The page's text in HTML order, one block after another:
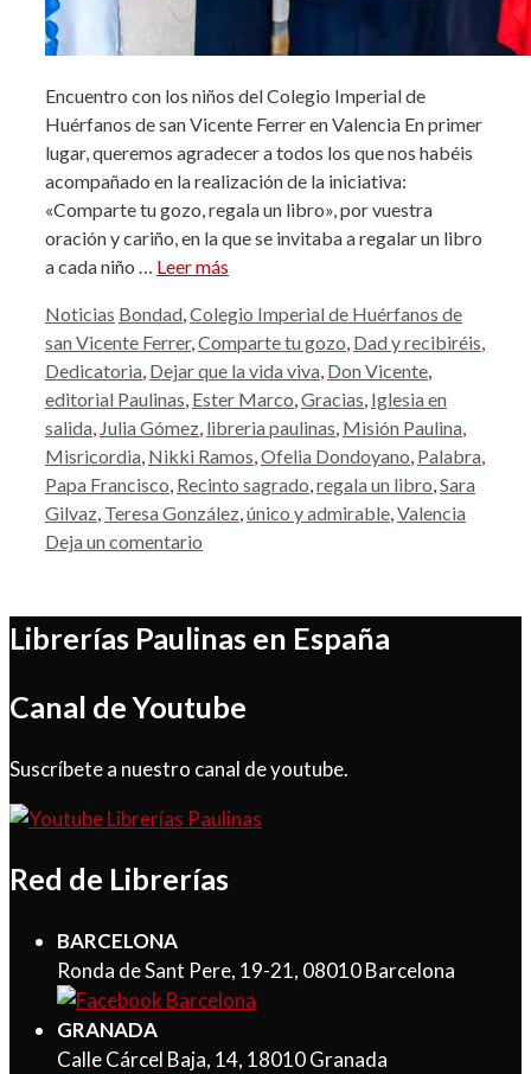
Encuentro con los niños del Colegio Imperial de
Huérfanos de san Vicente Ferrer en Valencia En primer
lugar, queremos agradecer a todos los que nos habéis
acompañado en la realización de la iniciativa:
«Comparte tu gozo, regala un libro», por vuestra
oración y cariño, en la que se invitaba a regalar un libro
a cada niño … Leer más
Categorías
Noticias Etiquetas
Bondad,Colegio Imperial de Huérfanos de
san Vicente Ferrer,Comparte tu gozo, Dad y recibiréis,
Dedicatoria, Dejar que la vida viva, Don Vicente,
editorial Paulinas, Ester Marco,Gracias, Iglesia en
salida, Julia Gómez, libreria paulinas, Misión Paulina,
Misricordia, Nikki Ramos,Ofelia Dondoyano, Palabra,
Papa Francisco, Recinto sagrado,regala un libro,Sara
Gilvaz, Teresa González,único y admirable,Valencia
Deja un comentario
Librerías Paulinas en España
Canal de Youtube
Suscríbete a nuestro canal de youtube.
Red de Librerías
BARCELONA
Ronda de Sant Pere, 19-21, 08010 Barcelona
GRANADA
Calle Cárcel Baja, 14, 18010 Granada